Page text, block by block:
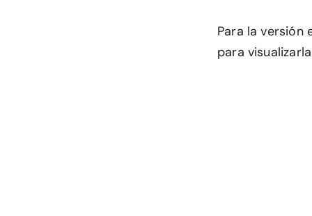
Para la versión
para